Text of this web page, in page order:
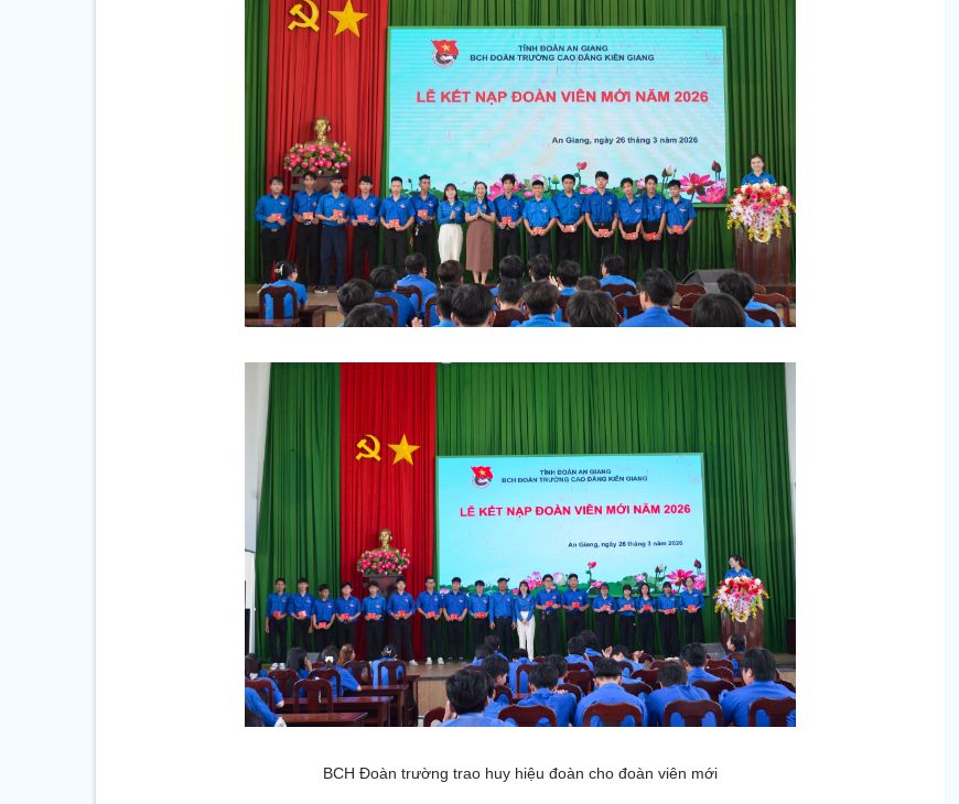
BCH Đoàn trường trao huy hiệu đoàn cho đoàn viên mới